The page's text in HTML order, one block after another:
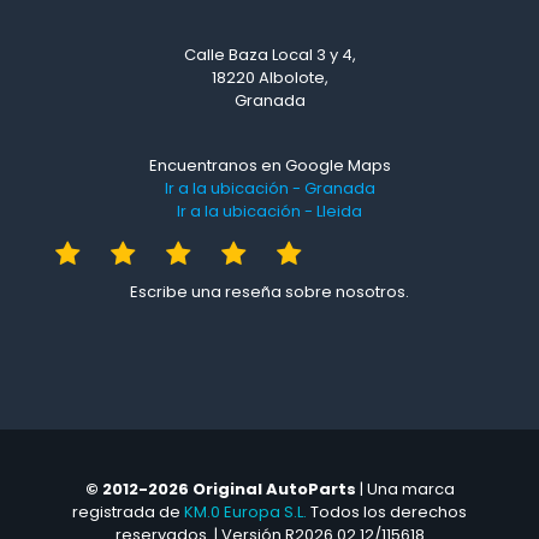
Calle Baza Local 3 y 4,
18220 Albolote,
Granada
Encuentranos en Google Maps
Ir a la ubicación - Granada
Ir a la ubicación - Lleida
Escribe una reseña sobre nosotros.
© 2012-2026 Original AutoParts | Una marca
registrada de KM.0 Europa S.L. Todos los derechos